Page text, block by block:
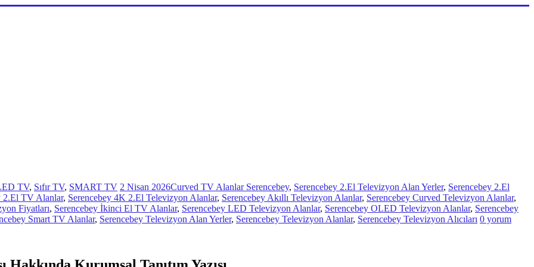
TV, Sıfır TV, SMART TV 2 Nisan 2026Curved TV Alanlar Serencebey, Serencebey 2.El Televizyon Alan Yerler, Serencebey 2.El
2.El TV Alanlar, Serencebey 4K 2.El Televizyon Alanlar, Serencebey Akıllı Televizyon Alanlar, Serencebey Curved Televizyon Alanlar,
Fiyatları, Serencebey İkinci El TV Alanlar, Serencebey LED Televizyon Alanlar, Serencebey OLED Televizyon Alanlar, Serencebey
Smart TV Alanlar, Serencebey Televizyon Alan Yerler, Serencebey Televizyon Alanlar, Serencebey Televizyon Alıcıları 0 yorum